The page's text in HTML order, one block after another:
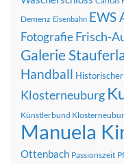
Demenz Eisenbahn EWS
FotografieFrisch-
Galerie
Handball
Klosterneuburg
Künstlerbund
Manuela
Ottenbach Passionszeit